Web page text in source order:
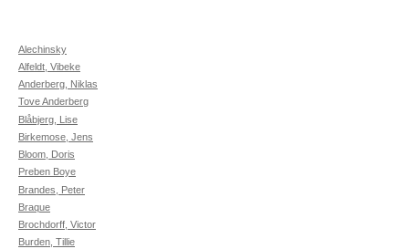
Alechinsky
Alfeldt, Vibeke
Anderberg, Niklas
Tove Anderberg
Blåbjerg, Lise
Birkemose, Jens
Bloom, Doris
Preben Boye
Brandes, Peter
Braque
Brochdorff, Victor
Burden, Tillie